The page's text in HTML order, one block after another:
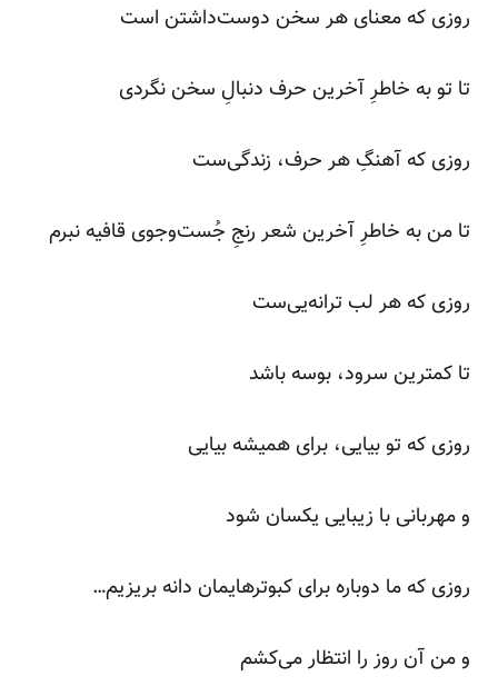
روزی که معنای هر سخن دوست‌داشتن است
تا تو به خاطرِ آخرین حرف دنبالِ سخن نگردی
روزی که آهنگِ هر حرف، زندگی‌ست
تا من به خاطرِ آخرین شعر رنجِ جُست‌وجوی قافیه نبرم
روزی که هر لب ترانه‌یی‌ست
تا کمترین سرود، بوسه باشد
روزی که تو بیایی، برای همیشه بیایی
و مهربانی با زیبایی یکسان شود
روزی که ما دوباره برای کبوترهایمان دانه بریزیم…
و من آن روز را انتظار می‌کشم